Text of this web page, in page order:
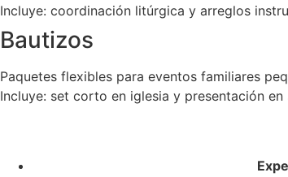
Incluye: coordinación litúrgica y arreglos
Bautizos
Paquetes flexibles para eventos familiares
Incluye: set corto en iglesia y presentación en